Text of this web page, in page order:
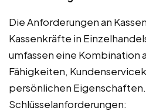
Die Anforderungen an
Kassenkräfte in
umfassen eine Kombination
Fähigkeiten,
persönlichen
Schlüsselanforderungen: